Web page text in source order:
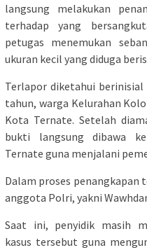
langsung melakukan
terhadap yang
petugas menemukan
ukuran kecil yang diduga
Terlapor diketahui berinisial
tahun, warga Kelurahan
Kota Ternate. Setelah
bukti langsung dibawa
Ternate guna menjalani
Dalam proses penangkapan
anggota Polri, yakni
Saat ini, penyidik masih
kasus tersebut guna